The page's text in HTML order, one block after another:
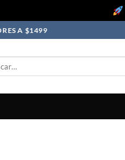
A $1499